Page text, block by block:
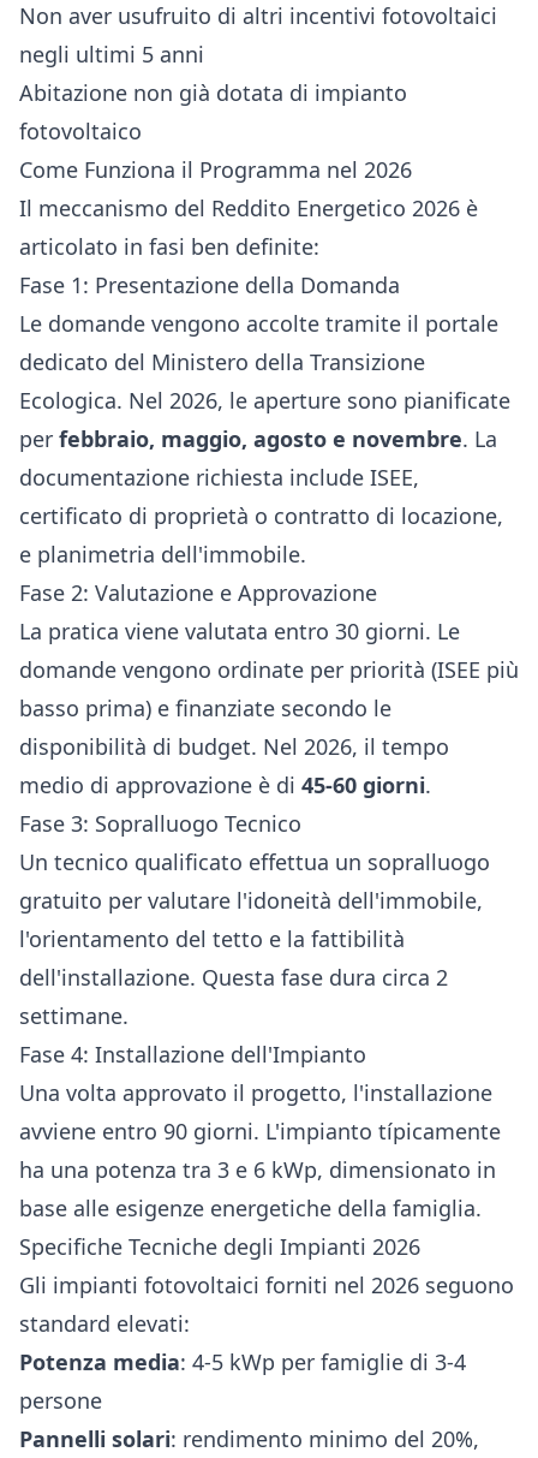
Non aver usufruito di altri incentivi fotovoltaici
negli ultimi 5 anni
Abitazione non già dotata di impianto
fotovoltaico
Come Funziona il Programma nel 2026
Il meccanismo del Reddito Energetico 2026 è
articolato in fasi ben definite:
Fase 1: Presentazione della Domanda
Le domande vengono accolte tramite il portale
dedicato del Ministero della Transizione
Ecologica. Nel 2026, le aperture sono pianificate
per febbraio, maggio, agosto e novembre. La
documentazione richiesta include ISEE,
certificato di proprietà o contratto di locazione,
e planimetria dell'immobile.
Fase 2: Valutazione e Approvazione
La pratica viene valutata entro 30 giorni. Le
domande vengono ordinate per priorità (ISEE più
basso prima) e finanziate secondo le
disponibilità di budget. Nel 2026, il tempo
medio di approvazione è di 45-60 giorni.
Fase 3: Sopralluogo Tecnico
Un tecnico qualificato effettua un sopralluogo
gratuito per valutare l'idoneità dell'immobile,
l'orientamento del tetto e la fattibilità
dell'installazione. Questa fase dura circa 2
settimane.
Fase 4: Installazione dell'Impianto
Una volta approvato il progetto, l'installazione
avviene entro 90 giorni. L'impianto típicamente
ha una potenza tra 3 e 6 kWp, dimensionato in
base alle esigenze energetiche della famiglia.
Specifiche Tecniche degli Impianti 2026
Gli impianti fotovoltaici forniti nel 2026 seguono
standard elevati:
Potenza media: 4-5 kWp per famiglie di 3-4
persone
Pannelli solari: rendimento minimo del 20%,